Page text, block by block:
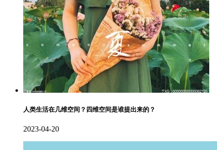
人类生活在几维空间？四维空间是谁提出来的？
2023-04-20